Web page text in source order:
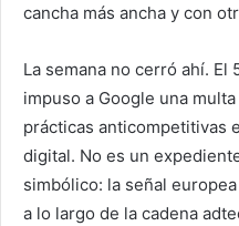
cancha más ancha y con
La semana no cerró ahí.
impuso a Google una
prácticas anticompetitivas
digital. No es un
simbólico: la señal
a lo largo de la cadena